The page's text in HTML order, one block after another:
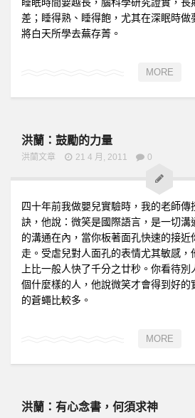
差；睡得熟、睡得飽，尤其在深眠時做
將白天所學去蕪存菁。
MORE
洪蘭：鼓勵的力量
洪蘭文章 21 4 月, 2011 0
四十年前我做嬰兒實驗時，我的老師
訣，他說：微笑是國際語言，是一切溝
的溝通在內，當你板著面孔快速的接近
走。受虐兒對人面孔的表情尤其敏感，
上比一般人快了千分之廿秒。你看待
個什麼樣的人，他說微笑才會得到好的
的蒼蠅比較多。
MORE
洪蘭：有心念書，何須求神